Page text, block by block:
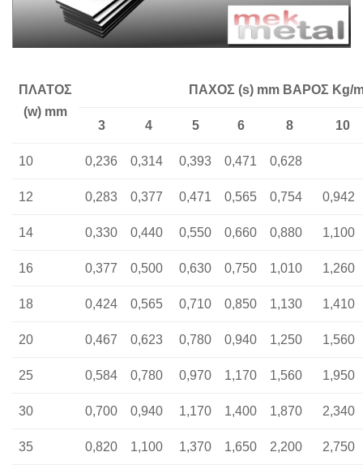
ΠΛΑΤΟΣ
(w) mm
ΠΑΧΟΣ (s) mm BAΡΟΣ Kg/
3 4 5 6 8 10
10 0,236 0,314 0,393 0,471 0,628
12 0,283 0,377 0,471 0,565 0,754 0,942
14 0,330 0,440 0,550 0,660 0,880 1,100
16 0,377 0,500 0,630 0,750 1,010 1,260
18 0,424 0,565 0,710 0,850 1,130 1,410
20 0,467 0,623 0,780 0,940 1,250 1,560
25 0,584 0,780 0,970 1,170 1,560 1,950
30 0,700 0,940 1,170 1,400 1,870 2,340
35 0,820 1,100 1,370 1,650 2,200 2,750